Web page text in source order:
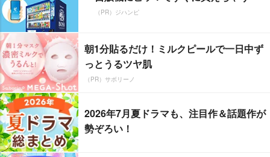
（PR）ジハンピ
朝1分貼るだけ！ミルクピールで一日中ず
っとうるツヤ肌
（PR）サボリーノ
2026年7月夏ドラマも、注目作＆話題作が
勢ぞろい！